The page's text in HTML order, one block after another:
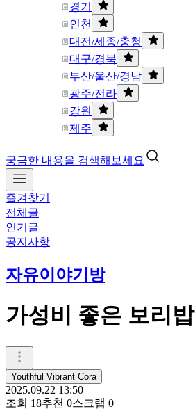
경기
인천
대전/세종/충청
대구/경북
부산/울산/경남
광주/전라
강원
제주
궁금한 내용을 검색해보세요
즐겨찾기
전체글
인기글
공지사항
자유이야기방
가성비 좋은 보리밥
Youthful Vibrant Cora
2025.09.22 13:50
조회 18추천 0스크랩 0